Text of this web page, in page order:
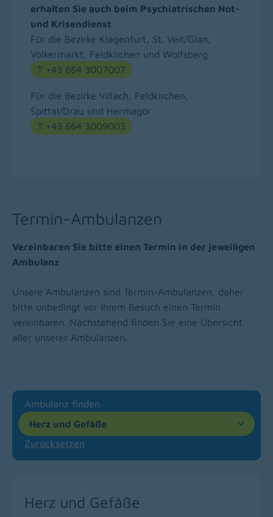
erhalten Sie auch beim Psychiatrischen Not-
und Krisendienst
Für die Bezirke Klagenfurt, St. Veit/Glan,
Völkermarkt, Feldkirchen und Wolfsberg:
T +43 664 3007007
Für die Bezirke Villach, Feldkirchen,
Spittal/Drau und Hermagor:
T +43 664 3009003
Termin-Ambulanzen
Vereinbaren Sie bitte einen Termin in der jeweiligen
Ambulanz
Unsere Ambulanzen sind Termin-Ambulanzen, daher
bitte unbedingt vor Ihrem Besuch einen Termin
vereinbaren. Nachstehend finden Sie eine Übersicht
aller unserer Ambulanzen.
Ambulanz finden
Herz und Gefäße
Zurücksetzen
Herz und Gefäße